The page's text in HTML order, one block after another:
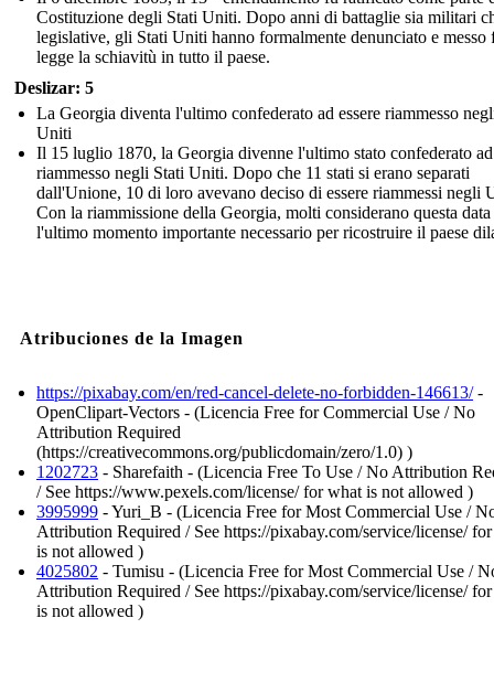
Costituzione degli Stati Uniti. Dopo anni di battaglie sia militari
legislative, gli Stati Uniti hanno formalmente denunciato e messo
legge la schiavitù in tutto il paese.
Deslizar: 5
La Georgia diventa l'ultimo confederato ad essere riammesso
Uniti
Il 15 luglio 1870, la Georgia divenne l'ultimo stato confederato ad
riammesso negli Stati Uniti. Dopo che 11 stati si erano separati
dall'Unione, 10 di loro avevano deciso di essere riammessi negli
Con la riammissione della Georgia, molti considerano questa data
l'ultimo momento importante necessario per ricostruire il paese
Atribuciones de la Imagen
https://pixabay.com/en/red-cancel-delete-no-forbidden-146613/-
OpenClipart-Vectors - (Licencia Free for Commercial Use / No
Attribution Required
(https://creativecommons.org/publicdomain/zero/1.0) )
1202723 - Sharefaith - (Licencia Free To Use / No Attribution
/ See https://www.pexels.com/license/ for what is not allowed )
3995999 - Yuri_B - (Licencia Free for Most Commercial Use /
Attribution Required / See https://pixabay.com/service/license/
is not allowed )
4025802 - Tumisu - (Licencia Free for Most Commercial Use /
Attribution Required / See https://pixabay.com/service/license/
is not allowed )